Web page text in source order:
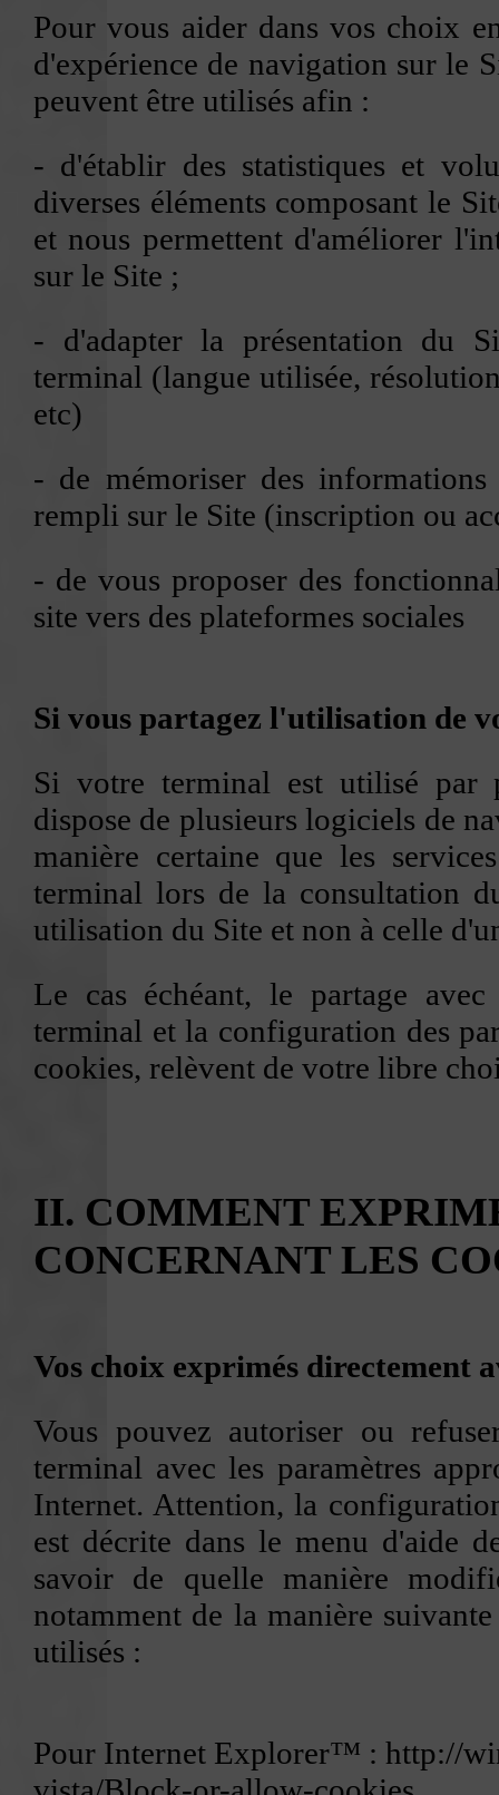
Pour vous aider dans vos choix
d'expérience de navigation sur le
peuvent être utilisés afin :
- d'établir des statistiques et
diverses éléments composant le
et nous permettent d'améliorer
sur le Site ;
- d'adapter la présentation du
terminal (langue utilisée,
etc)
- de mémoriser des
rempli sur le Site (inscription ou
- de vous proposer des
site vers des plateformes sociales
Si vous partagez l'utilisation de
Si votre terminal est utilisé par
dispose de plusieurs logiciels de
manière certaine que les
terminal lors de la consultation
utilisation du Site et non à celle
Le cas échéant, le partage
terminal et la configuration des
cookies, relèvent de votre libre
II. COMMENT
CONCERNANT LES
Vos choix exprimés directement
Vous pouvez autoriser ou
terminal avec les paramètres
Internet. Attention, la
est décrite dans le menu d'aide
savoir de quelle manière
notamment de la manière
utilisés :
Pour Internet Explorer™ : http://